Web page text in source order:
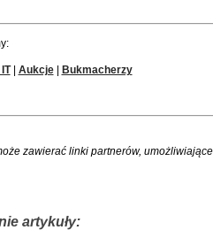
| Aukcje| Bukmacherzy
zawierać linki partnerów,
artykuły: